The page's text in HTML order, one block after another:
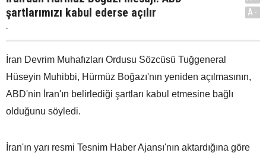
şartlarımızı kabul ederse açılır
.
A-
İran Devrim Muhafızları Ordusu Sözcüsü Tuğgeneral
Hüseyin Muhibbi, Hürmüz Boğazı'nın yeniden açılmasının,
ABD'nin İran'ın belirlediği şartları kabul etmesine bağlı
olduğunu söyledi.
İran'ın yarı resmi Tesnim Haber Ajansı'nın aktardığına göre